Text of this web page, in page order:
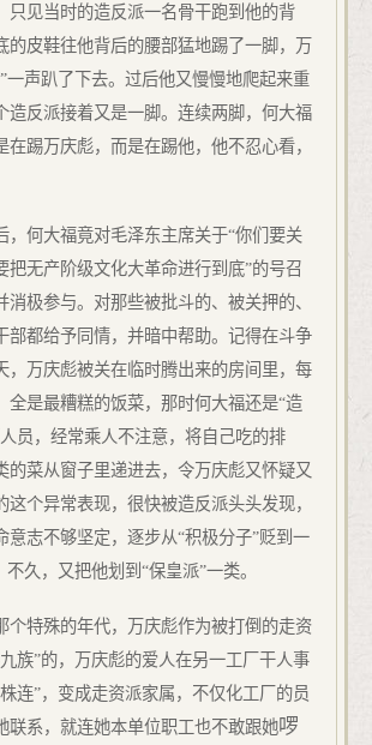
只见当时的造反派一名骨干跑到他的背
的皮鞋往他背后的腰部猛地踢了一脚，万
一声趴了下去。过后他又慢慢地爬起来重
造反派接着又是一脚。连续两脚，何大福
在踢万庆彪，而是在踢他，他不忍心看，
，何大福竟对毛泽东主席关于“你们要关
把无产阶级文化大革命进行到底”的号召
消极参与。对那些被批斗的、被关押的、
部都给予同情，并暗中帮助。记得在斗争
，万庆彪被关在临时腾出来的房间里，每
全是最糟糕的饭菜，那时何大福还是“造
员，经常乘人不注意，将自己吃的排
的菜从窗子里递进去，令万庆彪又怀疑又
这个异常表现，很快被造反派头头发现，
意志不够坚定，逐步从“积极分子”贬到一
不久，又把他划到“保皇派”一类。
个特殊的年代，万庆彪作为被打倒的走资
族”的，万庆彪的爱人在另一工厂干人事
连”，变成走资派家属，不仅化工厂的员
联系，就连她本单位职工也不敢跟她啰